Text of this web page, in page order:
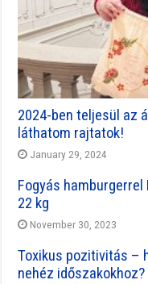
2024-ben teljesül az
láthatom rajtatok!
January 29, 2024
Fogyás
22 kg
November 30, 2023
Toxikus pozitivitás –
nehéz időszakokhoz?